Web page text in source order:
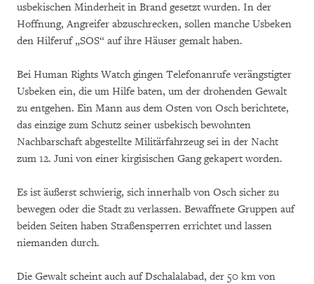
usbekischen Minderheit in Brand gesetzt wurden. In der
Hoffnung, Angreifer abzuschrecken, sollen manche Usbeken
den Hilferuf „SOS“ auf ihre Häuser gemalt haben.
Bei Human Rights Watch gingen Telefonanrufe verängstigter
Usbeken ein, die um Hilfe baten, um der drohenden Gewalt
zu entgehen. Ein Mann aus dem Osten von Osch berichtete,
das einzige zum Schutz seiner usbekisch bewohnten
Nachbarschaft abgestellte Militärfahrzeug sei in der Nacht
zum 12. Juni von einer kirgisischen Gang gekapert worden.
Es ist äußerst schwierig, sich innerhalb von Osch sicher zu
bewegen oder die Stadt zu verlassen. Bewaffnete Gruppen auf
beiden Seiten haben Straßensperren errichtet und lassen
niemanden durch.
Die Gewalt scheint auch auf Dschalalabad, der 50 km von